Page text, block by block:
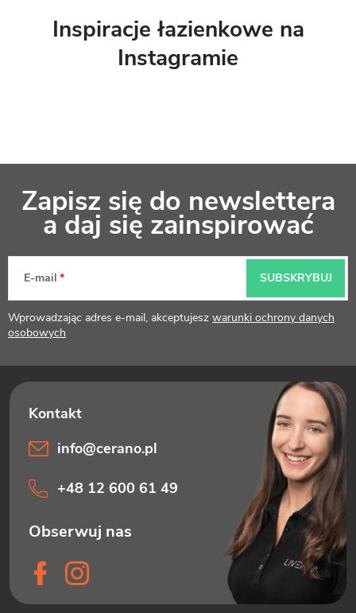
Inspiracje łazienkowe na
Instagramie
k
a
Zapisz się do newslettera
a daj się zainspirować
E-mail
Wprowadzając adres e-mail, akceptujesz warunki ochrony danych
osobowych
SUBSKRYBUJ
info@cerano.pl
+48 12 600 61 49